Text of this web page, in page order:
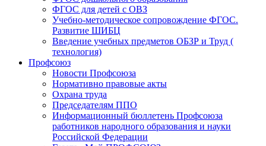
ФГОС для детей с ОВЗ
Учебно-методическое сопровождение ФГОС.
Развитие ШИБЦ
Введение учебных предметов ОБЗР и Труд (
технология)
Профсоюз
Новости Профсоюза
Нормативно правовые акты
Охрана труда
Председателям ППО
Информационный бюллетень Профсоюза
работников народного образования и науки
Российской Федерации